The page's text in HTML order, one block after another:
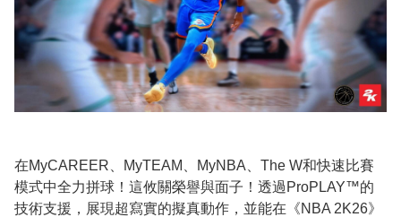
在MyCAREER、MyTEAM、MyNBA、The W和快速比賽
模式中全力拼球！這攸關榮譽與面子！透過ProPLAY™的
技術支援，展現超寫實的擬真動作，並能在《NBA 2K26》